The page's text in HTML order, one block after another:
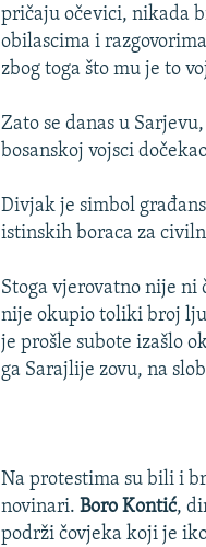
pričaju očevici, nikada
obilascima i
zbog toga što mu je to
Zato se danas u
bosanskoj vojsci
Divjak je simbol
istinskih boraca za
Stoga vjerovatno nije ni
nije okupio toliki broj
je prošle subote izašlo
ga Sarajlije zovu, na
Na protestima su bili i
novinari.Boro Kontić,
podrži čovjeka koji je